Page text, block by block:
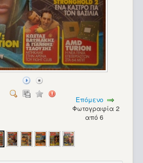
Επόμενο
Φωτογραφία 2
από 6